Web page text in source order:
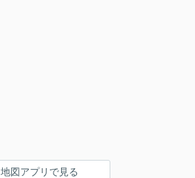
地図アプリで見る